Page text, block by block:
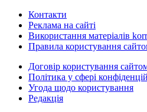
Контакти
Реклама на сайті
Використання матеріалів
Правила користування
Договір користування
Політика у сфері
Угода щодо користування
Редакція